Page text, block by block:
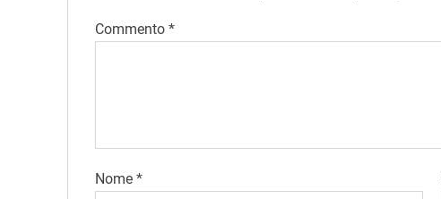
Commento *
Nome *